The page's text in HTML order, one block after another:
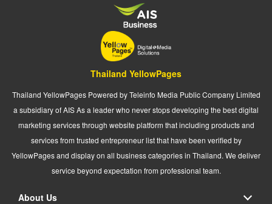
Thailand YellowPages
Thailand YellowPages Powered by Teleinfo Media Public Company Limited
a subsidiary of AIS As a leader who never stops developing the best digital
marketing services through website platform that including products and
services from trusted entrepreneur list that have been verified by
YellowPages and display on all business categories in Thailand. We deliver
service beyond expectation from professional team.
About Us